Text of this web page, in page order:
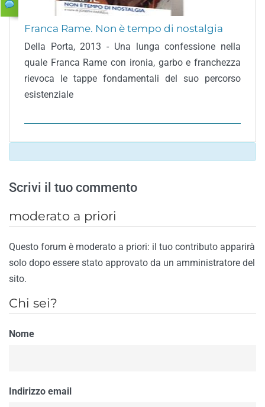
Franca Rame. Non è tempo di nostalgia
Della Porta, 2013 - Una lunga confessione nella
quale Franca Rame con ironia, garbo e franchezza
rievoca le tappe fondamentali del suo percorso
esistenziale
Scrivi il tuo commento
moderato a priori
Questo forum è moderato a priori: il tuo contributo apparirà
solo dopo essere stato approvato da un amministratore del
sito.
Chi sei?
Nome
Indirizzo email